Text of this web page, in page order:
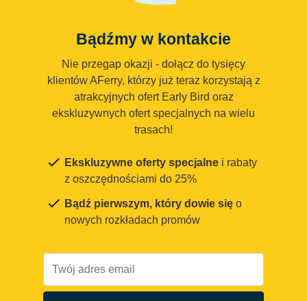
Bądźmy w kontakcie
Nie przegap okazji - dołącz do tysięcy
klientów AFerry, którzy już teraz korzystają z
atrakcyjnych ofert Early Bird oraz
ekskluzywnych ofert specjalnych na wielu
trasach!
Ekskluzywne oferty specjalne i rabaty
z oszczędnościami do 25%
Bądź pierwszym, który dowie się o
nowych rozkładach promów